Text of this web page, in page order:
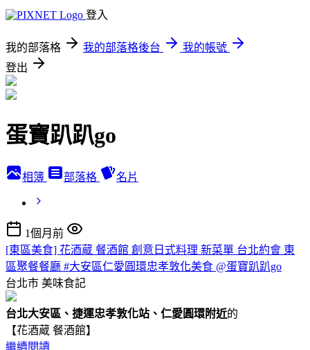
登入
我的部落格 我的部落格後台
我的帳號
登出
蛋寶趴趴go
相簿 部落格 名片
1個月前
[東區美食] 花酒蔵 餐酒館 創意日式料理 新菜單 台北約會 東
區聚餐餐廳 #大安區仁愛圓環忠孝敦化美食 @蛋寶趴趴go
台北市 美味食記
台北大安區、捷運忠孝敦化站、仁愛圓環附近的
【花酒蔵 餐酒館】
繼續閱讀